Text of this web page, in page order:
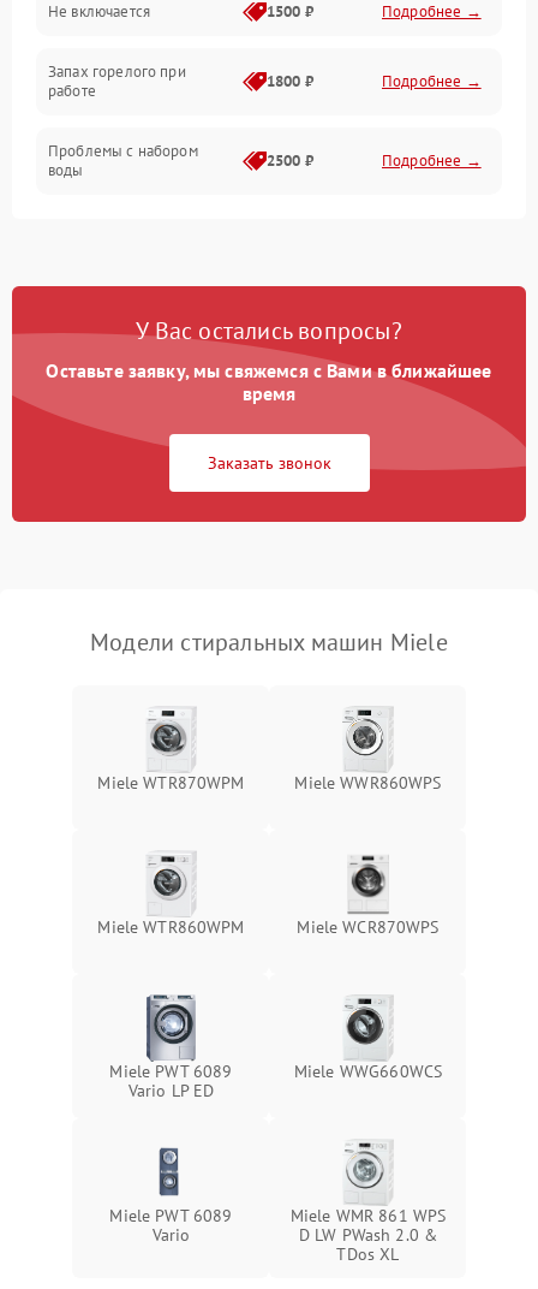
Не включается 1500 ₽ Подробнее →
Запах горелого при
работе
1800 ₽ Подробнее →
Проблемы с набором
воды
2500 ₽ Подробнее →
Замена платы управления 2200 ₽ Подробнее →
У Вас остались вопросы?
Оставьте заявку, мы свяжемся с Вами в ближайшее
время
Заказать звонок
Модели стиральных машин Miele
Miele WTR870WPM Miele WWR860WPS
Miele WTR860WPM Miele WCR870WPS
Miele PWT 6089
Vario LP ED
Miele WWG660WCS
Miele PWT 6089
Vario
Miele WMR 861 WPS
D LW PWash 2.0 &
TDos XL